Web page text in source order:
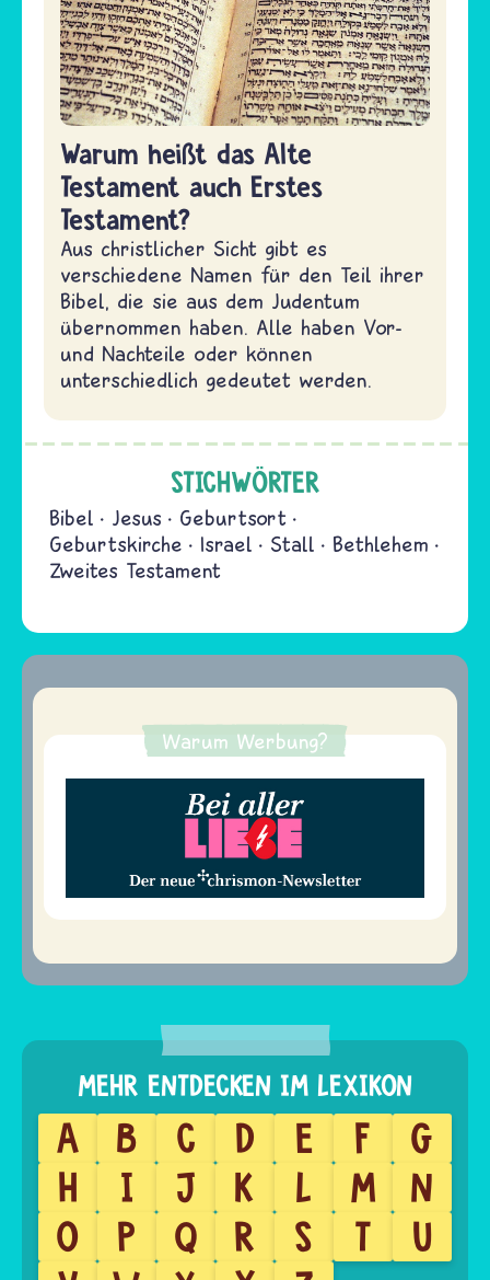
Warum heißt das Alte
Testament auch Erstes
Testament?
Aus christlicher Sicht gibt es
verschiedene Namen für den Teil ihrer
Bibel, die sie aus dem Judentum
übernommen haben. Alle haben Vor-
und Nachteile oder können
unterschiedlich gedeutet werden.
STICHWÖRTER
Bibel Jesus
Geburtsort
Geburtskirche
Israel Stall
Bethlehem
Zweites Testament
Warum Werbung?
A B C D E F
G
H
I J K L M
N
O
P Q R S T
U